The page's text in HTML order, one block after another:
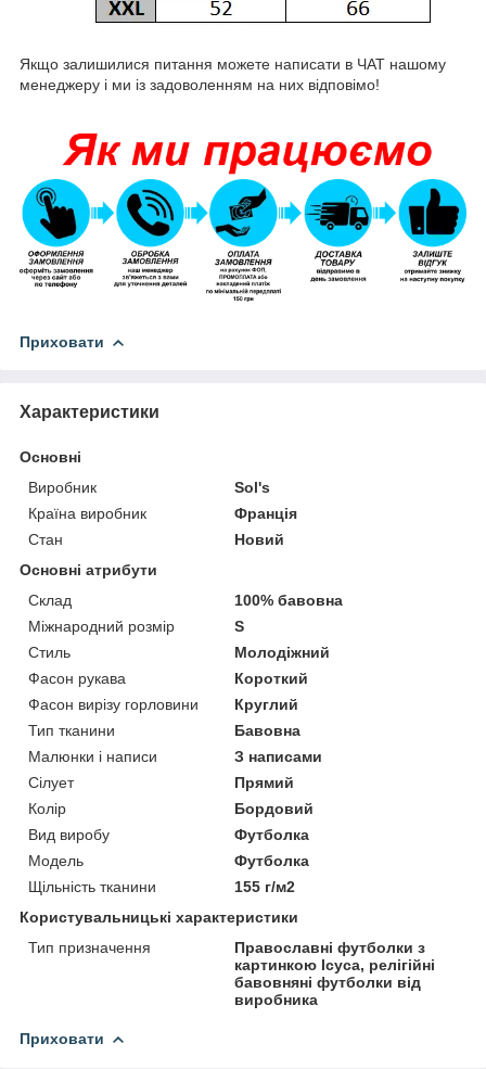
Якщо залишилися питання можете написати в ЧАТ нашому
менеджеру і ми із задоволенням на них відповімо!
Приховати
Характеристики
Основні
Виробник
Sol's
Країна виробник
Франція
Стан
Новий
Основні атрибути
Склад
100% бавовна
Міжнародний розмір
S
Стиль
Молодіжний
Фасон рукава
Короткий
Фасон вирізу горловини
Круглий
Тип тканини
Бавовна
Малюнки і написи
З написами
Сілует
Прямий
Колір
Бордовий
Вид виробу
Футболка
Модель
Футболка
Щільність тканини
155 г/м2
Користувальницькі характеристики
Тип призначення
Православні футболки з
картинкою Ісуса, релігійні
бавовняні футболки від
виробника
Приховати